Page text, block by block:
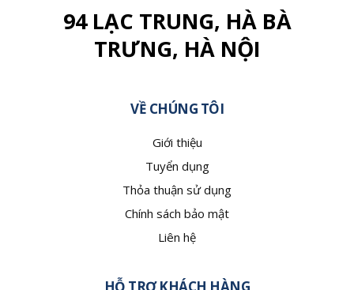
94 LẠC TRUNG, HÀ BÀ
TRƯNG, HÀ NỘI
VỀ CHÚNG TÔI
Giới thiệu
Tuyển dụng
Thỏa thuận sử dụng
Chính sách bảo mật
Liên hệ